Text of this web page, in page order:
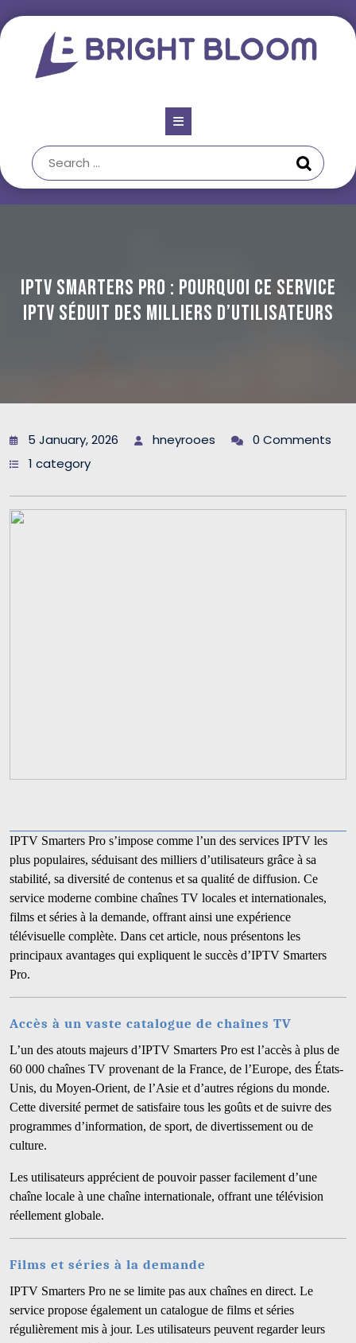
to
content
Open
Button
IPTV Smarters Pro : Pourquoi ce service
IPTV séduit des milliers d’utilisateurs
5 January, 2026 hneyrooes
0 Comments
1 category
IPTV Smarters Pro s’impose comme l’un des services IPTV les
plus populaires, séduisant des milliers d’utilisateurs grâce à sa
stabilité, sa diversité de contenus et sa qualité de diffusion. Ce
service moderne combine chaînes TV locales et internationales,
films et séries à la demande, offrant ainsi une expérience
télévisuelle complète. Dans cet article, nous présentons les
principaux avantages qui expliquent le succès d’IPTV Smarters
Pro.
Accès à un vaste catalogue de chaînes TV
L’un des atouts majeurs d’IPTV Smarters Pro est l’accès à plus de
60 000 chaînes TV provenant de la France, de l’Europe, des États-
Unis, du Moyen-Orient, de l’Asie et d’autres régions du monde.
Cette diversité permet de satisfaire tous les goûts et de suivre des
programmes d’information, de sport, de divertissement ou de
culture.
Les utilisateurs apprécient de pouvoir passer facilement d’une
chaîne locale à une chaîne internationale, offrant une télévision
réellement globale.
Films et séries à la demande
IPTV Smarters Pro ne se limite pas aux chaînes en direct. Le
service propose également un catalogue de films et séries
régulièrement mis à jour. Les utilisateurs peuvent regarder leurs